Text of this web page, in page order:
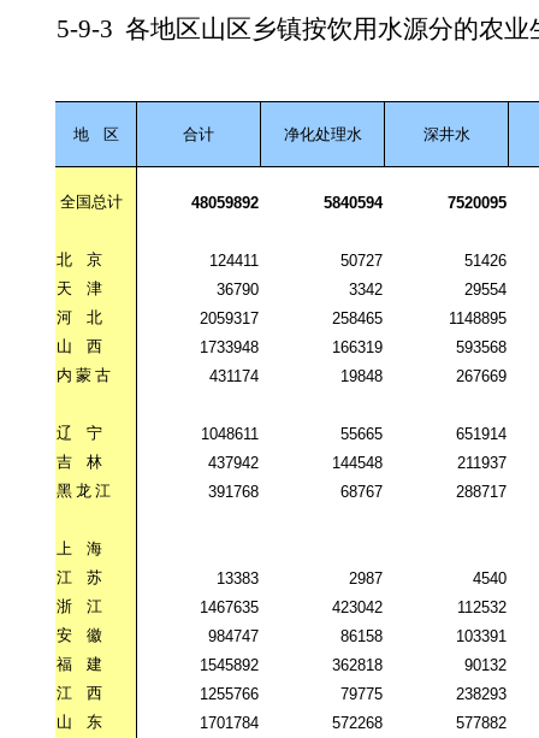
5-9-3 各地区山区乡镇按饮用水源分的农业
地 区 合计 净化处理水 深井水
全国总计 48059892 5840594 7520095
北 京 124411 50727
51426
天
津 36790 3342
29554
河
北 2059317 258465
1148895
山
西 1733948 166319
593568
内 蒙 古 431174 19848 267669
辽 宁 1048611 55665
651914
吉
林 437942 144548
211937
黑 龙 江 391768 68767 288717
上
海
江
苏 13383 2987
4540
浙
江 1467635 423042
112532
安
徽 984747 86158
103391
福
建 1545892 362818
90132
江
西 1255766 79775
238293
山
东 1701784 572268 577882